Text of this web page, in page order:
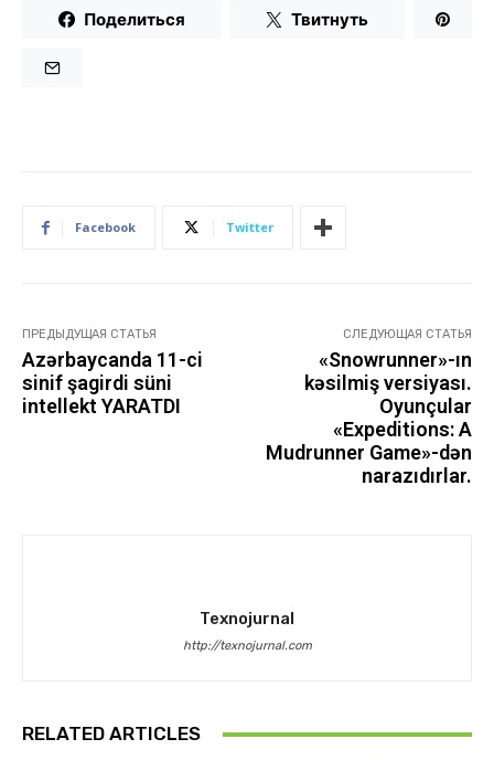
Поделиться Твитнуть
Facebook Twitter
ПРЕДЫДУЩАЯ СТАТЬЯ
Azərbaycanda 11-ci
sinif şagirdi süni
intellekt YARATDI
СЛЕДУЮЩАЯ СТАТЬЯ
«Snowrunner»-ın
kəsilmiş versiyası.
Oyunçular
«Expeditions: A
Mudrunner Game»-dən
narazıdırlar.
Texnojurnal
http://texnojurnal.com
RELATED ARTICLES